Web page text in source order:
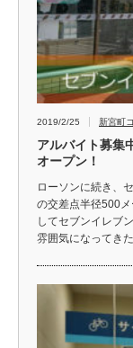
2019/2/25 新宮町
アルバイト募集
オープン！
ローソンに続き、
の交差点半径500
してセブンイレブ
雰囲気になってき